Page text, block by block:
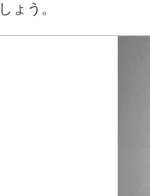
しょう。